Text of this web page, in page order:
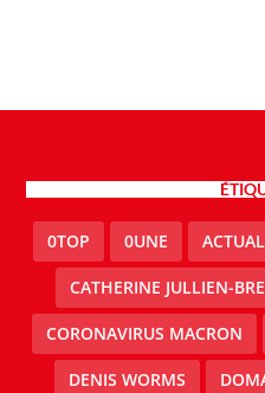
0TOP 0UNE
CATHERINE JULLIEN-
CORONAVIRUS MACRON
DENIS WORMS